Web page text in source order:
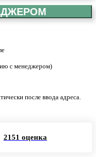
с менеджером)
после ввода адреса.
2151 оценка